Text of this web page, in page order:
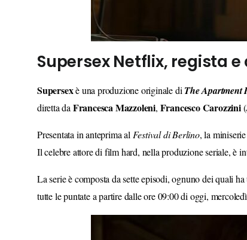
Supersex Netflix, regista
Supersexè una produzione originale di The Apartment
diretta da FrancescaMazzoleni, FrancescoCarozzini(
Presentata in anteprima al Festivaldi Berlino, la miniserie
Il celebre attore di film hard, nella produzione seriale, è
La serie è composta da sette episodi, ognuno dei quali
tutte le puntate a partire dalle ore 09:00 di oggi,